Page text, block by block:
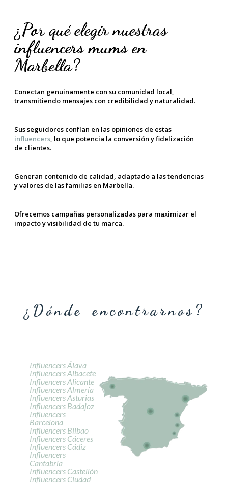
¿Por qué elegir nuestras
influencers mums en
Marbella?
Conectan genuinamente con su comunidad local,
transmitiendo mensajes con credibilidad y naturalidad.
Sus seguidores confían en las opiniones de estas
influencers, lo que potencia la conversión y fidelización
de clientes.
Generan contenido de calidad, adaptado a las tendencias
y valores de las familias en Marbella.
Ofrecemos campañas personalizadas para maximizar el
impacto y visibilidad de tu marca.
¿Dónde encontrarnos?
Influencers Álava
Influencers Albacete
Influencers Alicante
Influencers Almería
Influencers Asturias
Influencers Badajoz
Influencers
Barcelona
Influencers Bilbao
Influencers Cáceres
Influencers Cádiz
Influencers
Cantabria
Influencers Castellón
Influencers Ciudad